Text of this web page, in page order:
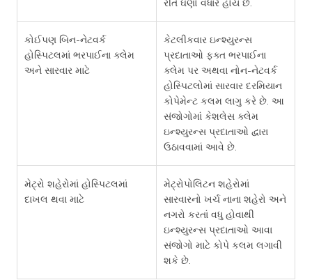
કોઈપણ બિન-નેટવર્ક
હોસ્પિટલમાં ભરપાઈના ક્લેમ
અને સારવાર માટે
કેટલીકવાર ઇન્શ્યુરન્સ
પ્રદાતાઓ ફક્ત ભરપાઈના
ક્લેમ પર અથવા નોન-નેટવર્ક
હોસ્પિટલોમાં સારવાર દરમિયાન
કોપેમેન્ટ કલમ લાગુ કરે છે. આ
સંજોગોમાં કેશલેસ ક્લેમ
ઇન્શ્યુરન્સ પ્રદાતાઓ દ્વારા
ઉઠાવવામાં આવે છે.
મેટ્રો શહેરોમાં હોસ્પિટલમાં
દાખલ થવા માટે
મેટ્રોપોલિટન શહેરોમાં
સારવારનો ખર્ચ નાના શહેરો અને
નગરો કરતાં વધુ હોવાથી
ઇન્શ્યુરન્સ પ્રદાતાઓ આવા
સંજોગો માટે કોપે કલમ લગાવી
શકે છે.